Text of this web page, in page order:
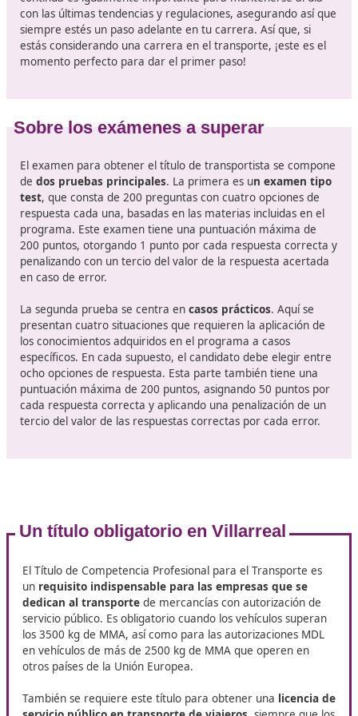
Curso para profesionales de
Si quieres trabajar como gestor de transporte o
empresa de transporte público por carretera
viajeros), el paso clave sigue siendo el certificado de
competencia profesional. Este certificado es el que
que conoces la normativa, la gestión y las
europeas y españolasdel sector; sin él, no podrás
mantener las autorizaciones administrativas
operar. El propio Ministerio de Transportes lo señala
requisito previo para ejercer como gestor de
Con los cursos adecuados, ya sean presenciales, online
híbridos,puedes prepararte eficazmente para
los desafíos de un mercado en evolución. La
continua es igualmente importante para mantenerse
con las últimas tendencias y regulaciones, asegurando
siempre estés un paso adelante en tu carrera. Así que,
Sobre los exámenes a superar
El examen para obtener el título de transportista se
dedos pruebas principales. La primera es un
test, que consta de 200 preguntas con cuatro
respuesta cada una, basadas en las materias incluidas
programa. Este examen tiene una puntuación
200 puntos, otorgando 1 punto por cada respuesta
penalizando con un tercio del valor de la respuesta